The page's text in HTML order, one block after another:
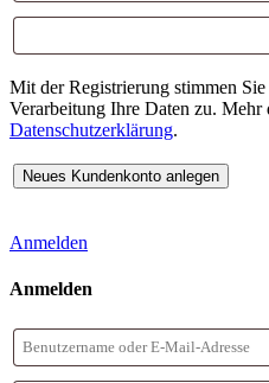
Mit der Registrierung stimmen
Verarbeitung Ihre Daten zu. Mehr
Datenschutzerklärung.
Anmelden
Anmelden
Benutzername